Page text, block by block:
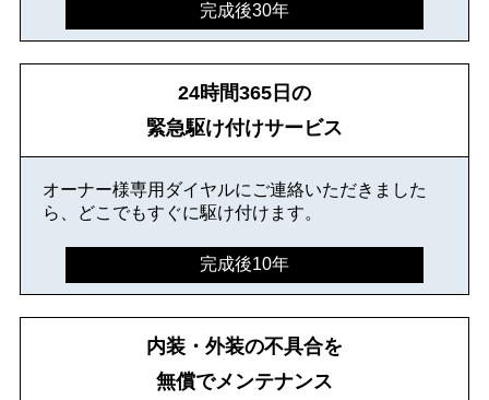
完成後30年
24時間365日の
緊急駆け付けサービス
オーナー様専用ダイヤルにご連絡いただきました
ら、どこでもすぐに駆け付けます。
完成後10年
内装・外装の不具合を
無償でメンテナンス